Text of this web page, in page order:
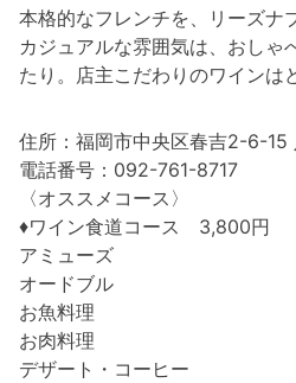
本格的なフレンチを、リーズナ
カジュアルな雰囲気は、おしゃ
たり。店主こだわりのワインは
住所：福岡市中央区春吉2-6-15
電話番号：092-761-8717
〈オススメコース〉
♦ワイン食道コース 3,800円
アミューズ
オードブル
お魚料理
お肉料理
デザート・コーヒー